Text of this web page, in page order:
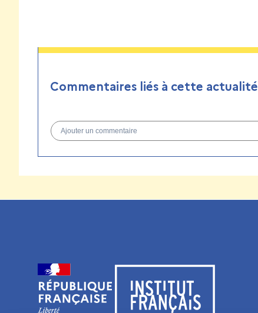
Commentaires liés à cette actualité
Ajouter un commentaire
Visiter le site de l’Institut français